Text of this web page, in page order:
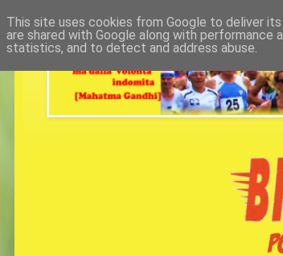
This site uses cookies from Google to deliver
are shared with Google along with
statistics, and to detect and address abuse.